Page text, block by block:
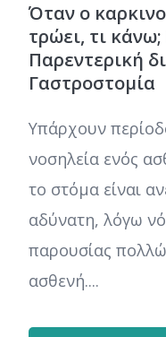
Όταν ο
τρώει, τι κάνω;
Παρεντερική
Γαστροστομία
Υπάρχουν
νοσηλεία ενός
το στόμα είναι
αδύνατη, λόγω
παρουσίας
ασθενή....